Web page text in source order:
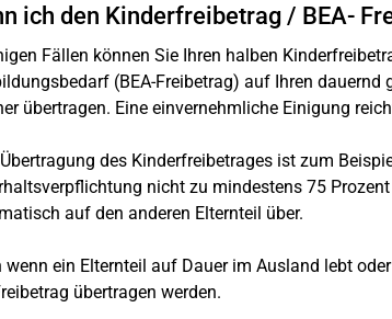
ich den Kinderfreibetrag / BEA-
Fällen können Sie Ihren halben
(BEA-Freibetrag) auf Ihren
übertragen. Eine einvernehmliche Einigung
des Kinderfreibetrages ist zum
nicht zu mindestens 75
auf den anderen Elternteil über.
wenn ein Elternteil auf Dauer im Ausland lebt
übertragen werden.